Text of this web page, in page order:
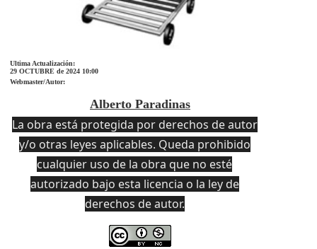
Ultima Actualización:
29 OCTUBRE de 2024 10:00
Webmaster/Autor:
Alberto Paradinas
La obra está protegida por derechos de autor
y/o otras leyes aplicables. Queda prohibido
cualquier uso de la obra que no esté
autorizado bajo esta licencia o la ley de
derechos de autor.